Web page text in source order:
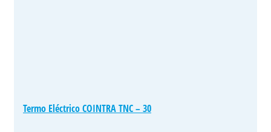
Termo Eléctrico COINTRA TNC – 30